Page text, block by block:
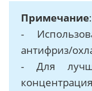
Примечание:
-
антифриз/
- Для